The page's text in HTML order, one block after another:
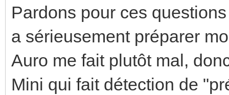
Pardons pour ces
a sérieusement préparer
Auro me fait plutôt mal,
Mini qui fait détection de